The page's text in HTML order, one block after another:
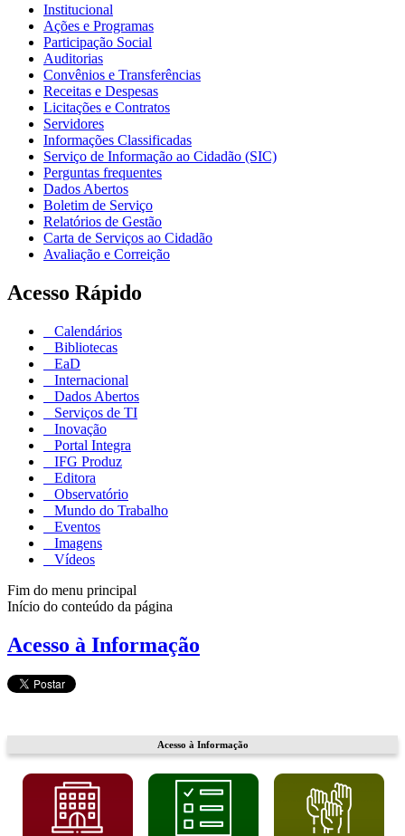
Institucional
Ações e Programas
Participação Social
Auditorias
Convênios e Transferências
Receitas e Despesas
Licitações e Contratos
Servidores
Informações Classificadas
Serviço de Informação ao Cidadão (SIC)
Perguntas frequentes
Dados Abertos
Boletim de Serviço
Relatórios de Gestão
Carta de Serviços ao Cidadão
Avaliação e Correição
Acesso Rápido
Calendários
Bibliotecas
EaD
Internacional
Dados Abertos
Serviços de TI
Inovação
Portal Integra
IFG Produz
Editora
Observatório
Mundo do Trabalho
Eventos
Imagens
Vídeos
Fim do menu principal
Início do conteúdo da página
Acesso à Informação
Acesso à Informação